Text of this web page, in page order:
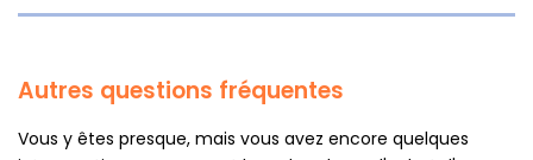
Autres questions fréquentes
Vous y êtes presque, mais vous avez encore quelques